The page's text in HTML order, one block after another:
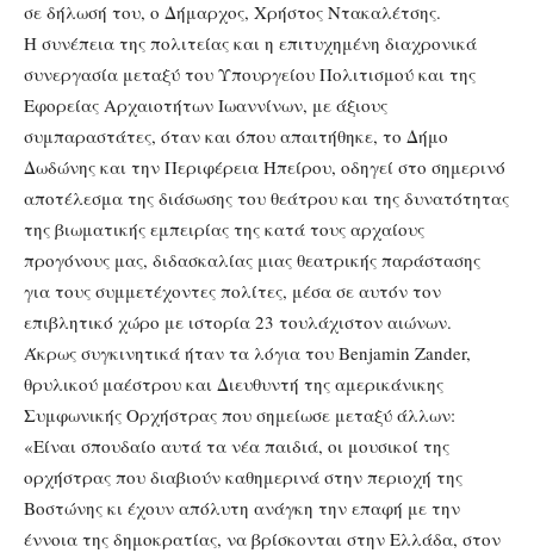
σε δήλωσή του, ο Δήμαρχος, Χρήστος Ντακαλέτσης.
Η συνέπεια της πολιτείας και η επιτυχημένη διαχρονικά
συνεργασία μεταξύ του Υπουργείου Πολιτισμού και της
Εφορείας Αρχαιοτήτων Ιωαννίνων, με άξιους
συμπαραστάτες, όταν και όπου απαιτήθηκε, το Δήμο
Δωδώνης και την Περιφέρεια Ηπείρου, οδηγεί στο σημερινό
αποτέλεσμα της διάσωσης του θεάτρου και της δυνατότητας
της βιωματικής εμπειρίας της κατά τους αρχαίους
προγόνους μας, διδασκαλίας μιας θεατρικής παράστασης
για τους συμμετέχοντες πολίτες, μέσα σε αυτόν τον
επιβλητικό χώρο με ιστορία 23 τουλάχιστον αιώνων.
Άκρως συγκινητικά ήταν τα λόγια του Benjamin Zander,
θρυλικού μαέστρου και Διευθυντή της αμερικάνικης
Συμφωνικής Ορχήστρας που σημείωσε μεταξύ άλλων:
«Είναι σπουδαίο αυτά τα νέα παιδιά, οι μουσικοί της
ορχήστρας που διαβιούν καθημερινά στην περιοχή της
Βοστώνης κι έχουν απόλυτη ανάγκη την επαφή με την
έννοια της δημοκρατίας, να βρίσκονται στην Ελλάδα, στον